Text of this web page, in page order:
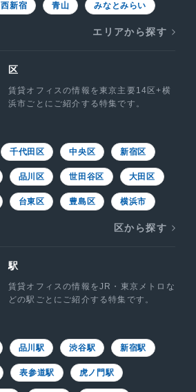
西新宿 青山 みなとみらい
エリアから探す
区
賃貸オフィスの情報を東京主要14区+横
浜市ごとにご紹介する特集です。
千代田区 中央区 新宿区
品川区 世田谷区 大田区
台東区 豊島区 横浜市
区から探す
駅
賃貸オフィスの情報をJR・東京メトロな
どの駅ごとにご紹介する特集です。
品川駅 渋谷駅 新宿駅
表参道駅 虎ノ門駅